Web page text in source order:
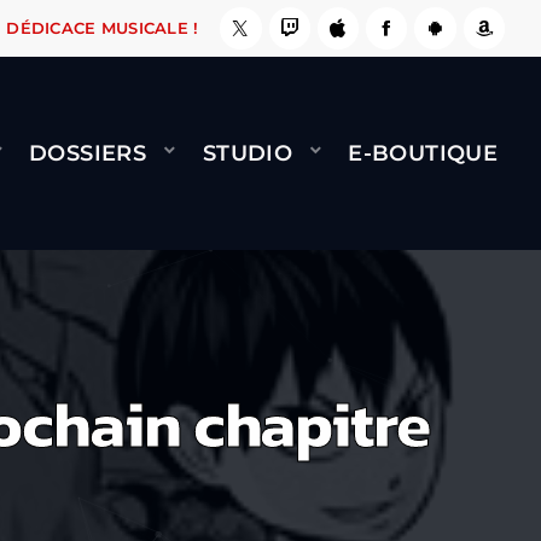
ÇA LE FAIT ! NAMI BERNARD MINET -
DÉDICACE MUSICALE !
DOSSIERS STUDIO E-BOUTIQUE
chapitre